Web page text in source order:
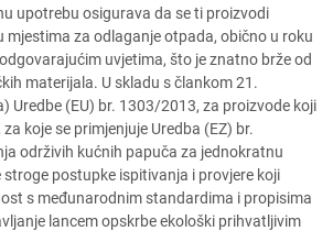
upotrebu osigurava da se ti proizvodi
mjestima za odlaganje otpada, obično u roku
uvjetima, što je znatno brže od
materijala. U skladu s člankom 21.
Uredbe (EU) br. 1303/2013, za proizvode koji
koje se primjenjuje Uredba (EZ) br.
održivih kućnih papuča za jednokratnu
postupke ispitivanja i provjere koji
s međunarodnim standardima i propisima
lancem opskrbe ekološki prihvatljivim